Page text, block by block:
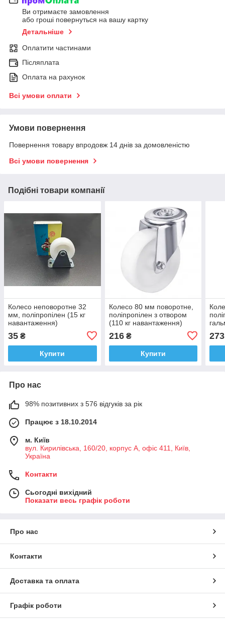
Ви отримаєте замовлення
або гроші повернуться на вашу картку
Детальніше
Оплатити частинами
Післяплата
Оплата на рахунок
Всі умови оплати
Умови повернення
Повернення товару впродовж 14 днів за домовленістю
Всі умови повернення
Подібні товари компанії
Колесо неповоротне 32
мм, поліпропілен (15 кг
навантаження)
35 ₴
Купити
Колесо 80 мм поворотне,
поліпропілен з отвором
(110 кг навантаження)
216₴
Купити
273
Про нас
98% позитивних з 576 відгуків за рік
Працює з 18.10.2014
м. Київ
вул. Кирилівська, 160/20, корпус А, офіс 411, Київ,
Україна
Контакти
Сьогодні вихідний
Показати весь графік роботи
Про нас
Контакти
Доставка та оплата
Графік роботи